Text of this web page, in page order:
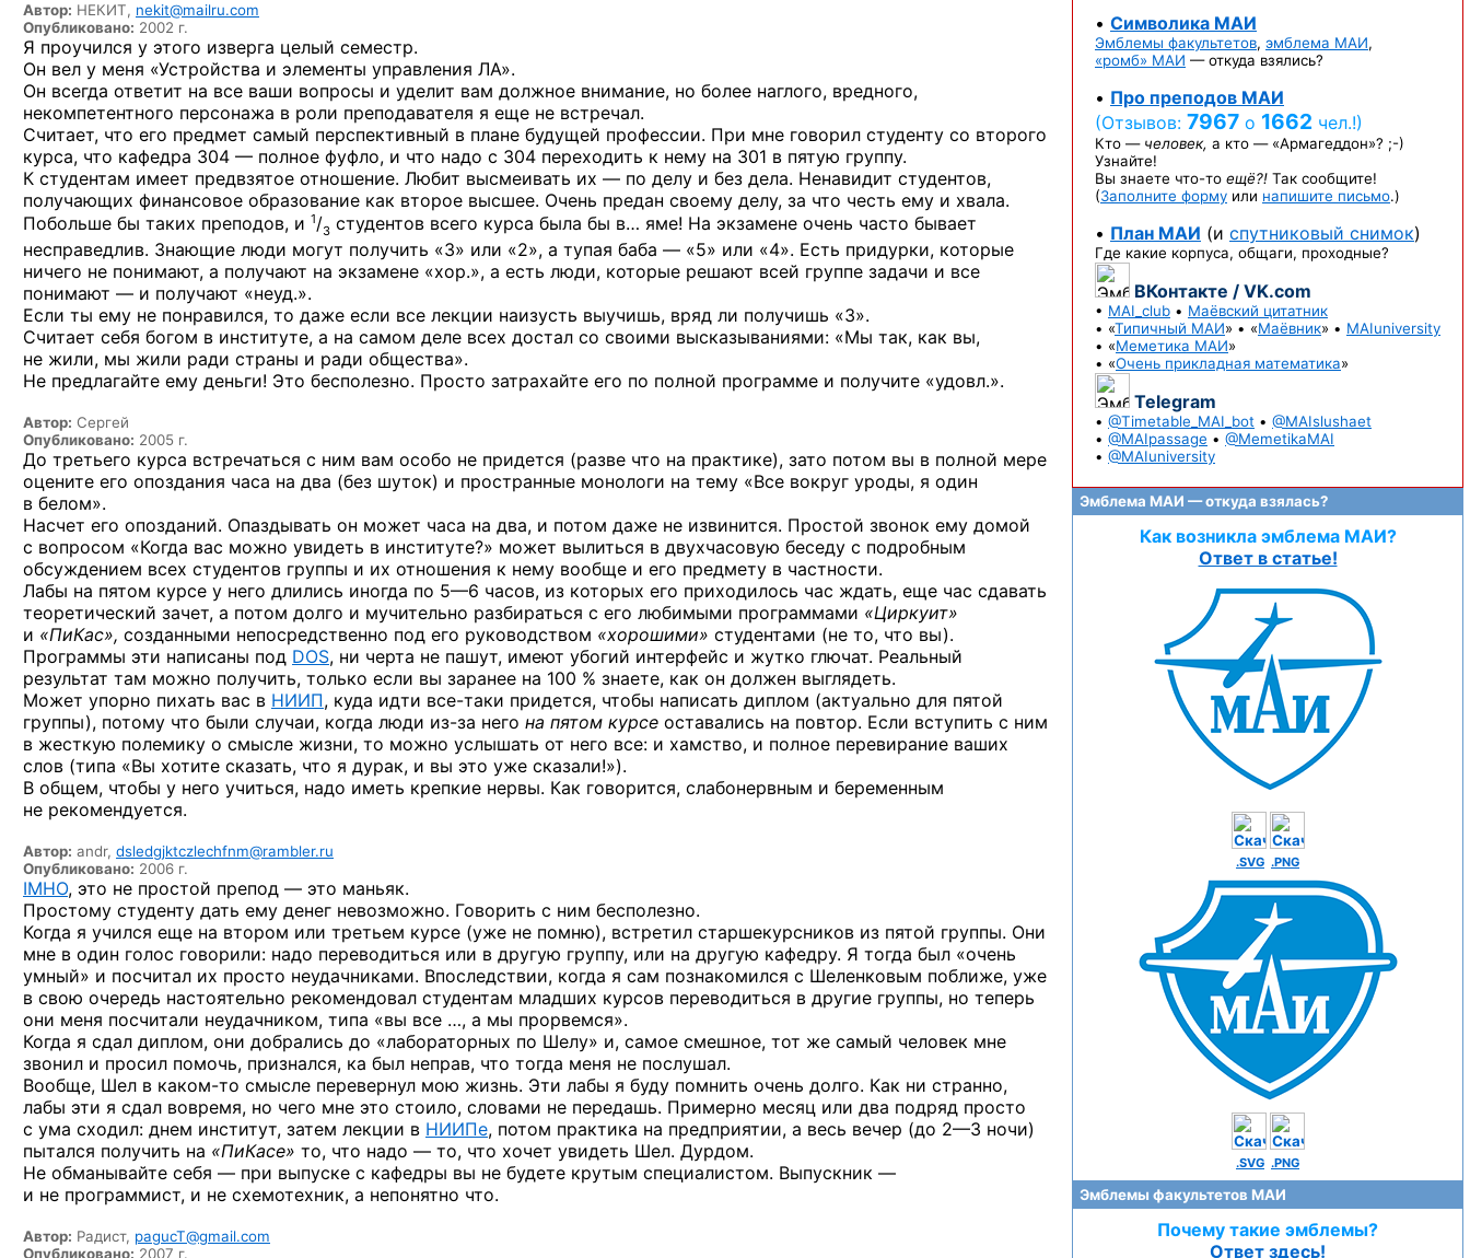
Автор: НЕКИТ, nekit@mailru.com
Опубликовано: 2002 г.
Я проучился у этого изверга целый семестр.
Он вел у меня «Устройства и элементы управления ЛА».
Он всегда ответит на все ваши вопросы и уделит вам должное внимание, но более наглого, вредного,
некомпетентного персонажа в роли преподавателя я еще не встречал.
Считает, что его предмет самый перспективный в плане будущей профессии. При мне говорил студенту со второго
курса, что кафедра 304 — полное фуфло, и что надо с 304 переходить к нему на 301 в пятую группу.
К студентам имеет предвзятое отношение. Любит высмеивать их — по делу и без дела. Ненавидит студентов,
получающих финансовое образование как второе высшее. Очень предан своему делу, за что честь ему и хвала.
Побольше бы таких преподов, и 1/3 студентов всего курса была бы в… яме! На экзамене очень часто бывает
несправедлив. Знающие люди могут получить «3» или «2», а тупая баба — «5» или «4». Есть придурки, которые
ничего не понимают, а получают на экзамене «хор.», а есть люди, которые решают всей группе задачи и все
понимают — и получают «неуд.».
Если ты ему не понравился, то даже если все лекции наизусть выучишь, вряд ли получишь «3».
Считает себя богом в институте, а на самом деле всех достал со своими высказываниями: «Мы так, как вы,
не жили, мы жили ради страны и ради общества».
Не предлагайте ему деньги! Это бесполезно. Просто затрахайте его по полной программе и получите «удовл.».
Автор: Сергей
Опубликовано: 2005 г.
До третьего курса встречаться с ним вам особо не придется (разве что на практике), зато потом вы в полной мере
оцените его опоздания часа на два (без шуток) и пространные монологи на тему «Все вокруг уроды, я один
в белом».
Насчет его опозданий. Опаздывать он может часа на два, и потом даже не извинится. Простой звонок ему домой
с вопросом «Когда вас можно увидеть в институте?» может вылиться в двухчасовую беседу с подробным
обсуждением всех студентов группы и их отношения к нему вообще и его предмету в частности.
Лабы на пятом курсе у него длились иногда по 5—6 часов, из которых его приходилось час ждать, еще час сдавать
теоретический зачет, а потом долго и мучительно разбираться с его любимыми программами «Циркуит»
и «ПиКас», созданными непосредственно под его руководством «хорошими» студентами (не то, что вы).
Программы эти написаны под DOS, ни черта не пашут, имеют убогий интерфейс и жутко глючат. Реальный
результат там можно получить, только если вы заранее на 100 % знаете, как он должен выглядеть.
Может упорно пихать вас в НИИП, куда идти все-таки придется, чтобы написать диплом (актуально для пятой
группы), потому что были случаи, когда люди из-за него на пятом курсе оставались на повтор. Если вступить с ним
в жесткую полемику о смысле жизни, то можно услышать от него все: и хамство, и полное перевирание ваших
слов (типа «Вы хотите сказать, что я дурак, и вы это уже сказали!»).
В общем, чтобы у него учиться, надо иметь крепкие нервы. Как говорится, слабонервным и беременным
не рекомендуется.
Автор: andr, dsledgjktczlechfnm@rambler.ru
Опубликовано: 2006 г.
IMHO, это не простой препод — это маньяк.
Простому студенту дать ему денег невозможно. Говорить с ним бесполезно.
Когда я учился еще на втором или третьем курсе (уже не помню), встретил старшекурсников из пятой группы. Они
мне в один голос говорили: надо переводиться или в другую группу, или на другую кафедру. Я тогда был «очень
умный» и посчитал их просто неудачниками. Впоследствии, когда я сам познакомился с Шеленковым поближе, уже
в свою очередь настоятельно рекомендовал студентам младших курсов переводиться в другие группы, но теперь
они меня посчитали неудачником, типа «вы все …, а мы прорвемся».
Когда я сдал диплом, они добрались до «лабораторных по Шелу» и, самое смешное, тот же самый человек мне
звонил и просил помочь, признался, ка был неправ, что тогда меня не послушал.
Вообще, Шел в каком-то смысле перевернул мою жизнь. Эти лабы я буду помнить очень долго. Как ни странно,
лабы эти я сдал вовремя, но чего мне это стоило, словами не передашь. Примерно месяц или два подряд просто
с ума сходил: днем институт, затем лекции в НИИПе, потом практика на предприятии, а весь вечер (до 2—3 ночи)
пытался получить на «ПиКасе» то, что надо — то, что хочет увидеть Шел. Дурдом.
Не обманывайте себя — при выпуске с кафедры вы не будете крутым специалистом. Выпускник —
и не программист, и не схемотехник, а непонятно что.
Автор: Радист, pagucT@gmail.com
Опубликовано: 2007 г.
• Символика МАИ
Эмблемы факультетов, эмблема МАИ,
«ромб» МАИ — откуда взялись?
• Про преподов МАИ
(Отзывов: 7967 о 1662 чел.!)
Кто — человек, а кто — «Армагеддон»? ;-)
Узнайте!
Вы знаете что-то ещё?! Так сообщите!
(Заполните форму или напишите письмо.)
• План МАИ (и спутниковый снимок)
Где какие корпуса, общаги, проходные?
ВКонтакте / VK.com
• MAI_club • Маёвский цитатник
• «Типичный МАИ» • «Маёвник» • MAIuniversity
• «Меметика МАИ»
• «Очень прикладная математика»
Telegram
• @Timetable_MAI_bot • @MAIslushaet
• @MAIpassage • @MemetikaMAI
• @MAIuniversity
Эмблема МАИ — откуда взялась?
Как возникла эмблема МАИ?
Ответ в статье!
.SVG .PNG
.SVG .PNG
Эмблемы факультетов МАИ
Почему такие эмблемы?
Ответ здесь!